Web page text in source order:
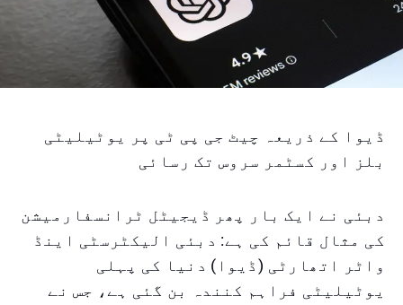
ڈیوا کے ذریعہ چیٹ جی پی ٹی پر یوٹیلیٹی
بلز اور کسٹمر سروس تک رسائی
دبئی نے ایک بار پھر ڈیجیٹل ٹرانسفارمیشن
کی مثال قائم کی ہے: دبئی الیکٹرسٹی اینڈ
واٹر اتھارٹی (ڈیوا) دنیا کی پہلی
یوٹیلیٹی فراہم کنندہ بن گئی ہے، جس نے